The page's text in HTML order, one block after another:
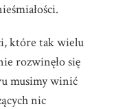
które tak wielu
rozwinęło się
musimy winić
nic